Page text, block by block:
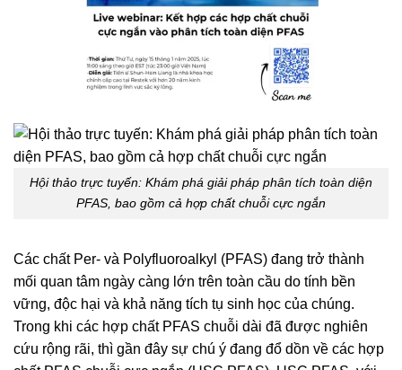
Hội thảo trực tuyến: Khám phá giải pháp phân tích toàn diện
PFAS, bao gồm cả hợp chất chuỗi cực ngắn
Các chất Per- và Polyfluoroalkyl (PFAS) đang trở thành
mối quan tâm ngày càng lớn trên toàn cầu do tính bền
vững, độc hại và khả năng tích tụ sinh học của chúng.
Trong khi các hợp chất PFAS chuỗi dài đã được nghiên
cứu rộng rãi, thì gần đây sự chú ý đang đổ dồn về các hợp